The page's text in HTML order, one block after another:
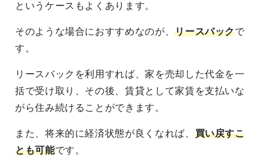
というケースもよくあります。
そのような場合におすすめなのが、リースバックで
す。
リースバックを利用すれば、家を売却した代金を一
括で受け取り、その後、賃貸として家賃を支払いな
がら住み続けることができます。
また、将来的に経済状態が良くなれば、 買い戻すこ
とも可能です。